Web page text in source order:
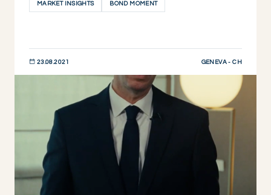
MARKET INSIGHTS BOND MOMENT
23.08.2021 GENEVA - CH